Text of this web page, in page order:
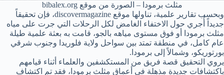
مثلث برمودا – الصورة من موقع bibalex.org
وبحسب تقارير علمية، تناولها موقع discovermagazine، فإن تحقيقاً
جديداً أُجري حول الاختفاء الغامض لكل الرحلات التي جرت على مياه
مثلث برمودا أو فوق مستوى مياهه بالجو، قامت به بعثة علمية طيلة
عام كامل، في منطقة تمتد بين سواحل ولاية فلوريدا وجنوب شرقي
بورتوريكو، وشمالاً إلى برمودا.
يروي التحقيق قصة فريق من المستكشفين والعلماء أثناء قيامهم
باكتشافات جديدة مذهلة في أعماق مثلث برمودا، فقد تم اكتشاف